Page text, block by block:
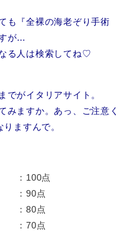
も『全裸の海老ぞり手術
が…
る人は検索してね♡
がイタリアサイト。
みますか。あっ、ご注意く
ますんで。
100点
90点
80点
：70点